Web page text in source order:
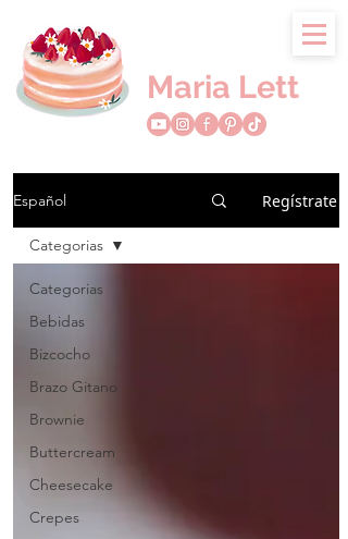
Maria Lett
Español Regístrate
Categorias
Bebidas
Bizcocho
Brazo Gitano
Brownie
Buttercream
Cheesecake
Crepes
Categorias